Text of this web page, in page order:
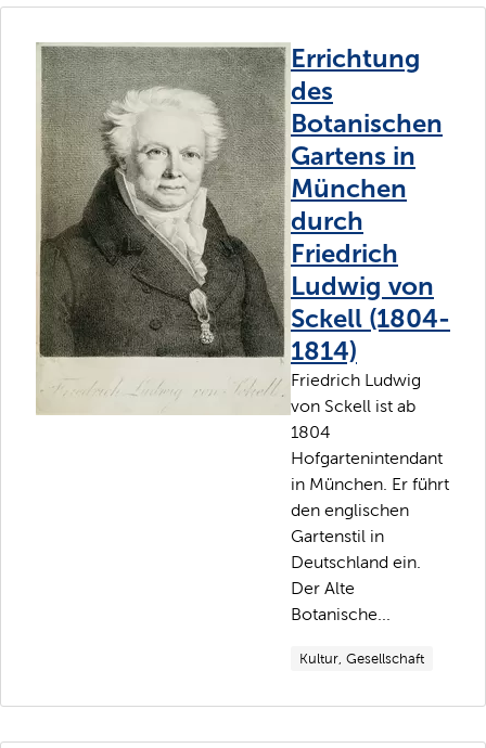
Errichtung
des
Botanischen
Gartens in
München
durch
Friedrich
Ludwig von
Sckell (1804-
1814)
Friedrich Ludwig
von Sckell ist ab
1804
Hofgartenintendant
in München. Er führt
den englischen
Gartenstil in
Deutschland ein.
Der Alte
Botanische...
Kultur, Gesellschaft